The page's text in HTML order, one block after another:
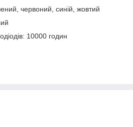
червоний, синій, жовтий
10000 годин